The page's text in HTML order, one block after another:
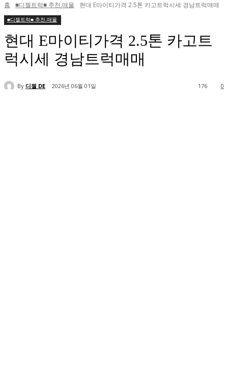
홈 ■디젤트럭■ 추천.매물 현대 E마이티가격 2.5톤 카고트럭시세 경남트럭매매
■디젤트럭■ 추천.매물
현대 E마이티가격 2.5톤 카고트
럭시세 경남트럭매매
By 디젤 DE 2026년 06월 01일 0
176